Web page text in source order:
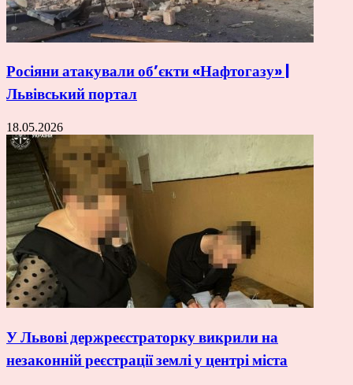
Росіяни атакували об’єкти «Нафтогазу» |
Львівський портал
18.05.2026
У Львові держреєстраторку викрили на
незаконній реєстрації землі у центрі міста